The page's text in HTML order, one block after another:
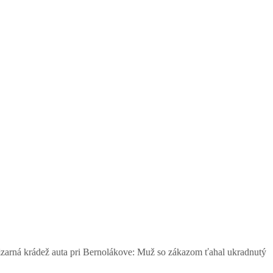
Bernolákove: Muž so zákazom ťahal ukradnutý Seat, šoféroval ho